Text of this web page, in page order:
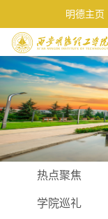
明德主页
热点聚焦
学院巡礼